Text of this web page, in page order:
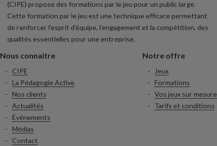
(CIPE) propose des formations par le jeu pour un public large.
Cette formation par le jeu est une technique efficace permettant
de renforcer l’esprit d’équipe, l’engagement et la compétition, des
qualités essentielles pour une entreprise.
Nous connaitre
CIPE
La Pédagogie Active
Nos clients
Actualités
Événements
Médias
Contact
Notre offre
Jeux
Formations
Vos jeux sur mesure
Tarifs et conditions